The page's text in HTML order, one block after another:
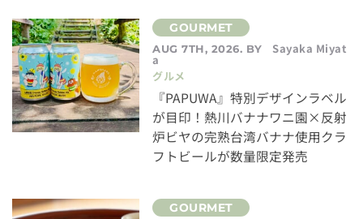
AUG 7TH, 2026. BY Sayaka Miyat
a
グルメ
『PAPUWA』特別デザインラベル
が目印！熱川バナナワニ園×反射
炉ビヤの完熟台湾バナナ使用クラ
フトビールが数量限定発売